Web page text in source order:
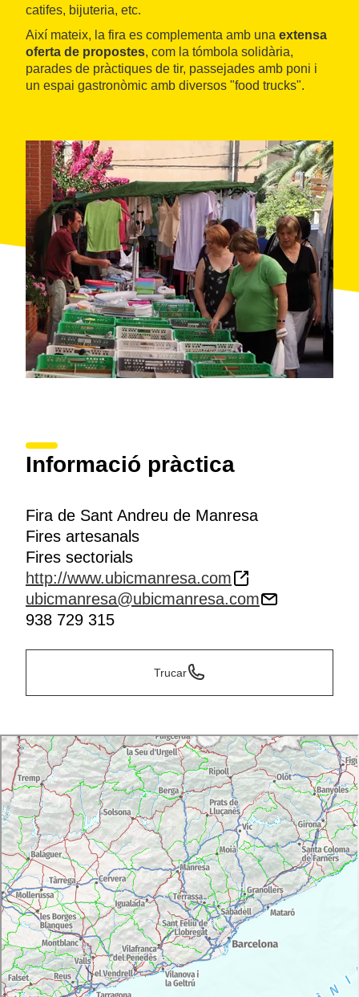
catifes, bijuteria, etc.
Així mateix, la fira es complementa amb una extensa
oferta de propostes, com la tómbola solidària,
parades de pràctiques de tir, passejades amb poni i
un espai gastronòmic amb diversos "food trucks".
Informació pràctica
Fira de Sant Andreu de Manresa
Fires artesanals
Fires sectorials
http://www.ubicmanresa.com
ubicmanresa@ubicmanresa.com
938 729 315
Trucar